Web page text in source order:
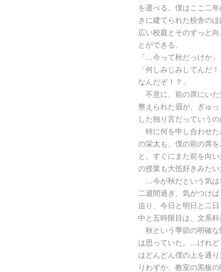
を選べる。僕はここ二
きに建てられた校舎の
広い校庭とそのずっと
とができる。
「…今って秋だっけか」
「何しみじみしてんだ
なんだぞ！？」
不意に、前の席にいた
整えられた眉が、ぎゅ
した独り言だっていう
特に何を申し合わせた
の栄太も、僕の前の席
と、すぐにまた前を向
の授業も大抵好きみた
…今が秋だという気は
二週間過ぎ、気がつけ
迫り、今日と明日と二
中と五時限目は、文系
秋という季節の明確な
は思っていた。…けれど
はどんどん僕の上を通
りわずか、教室の黒板